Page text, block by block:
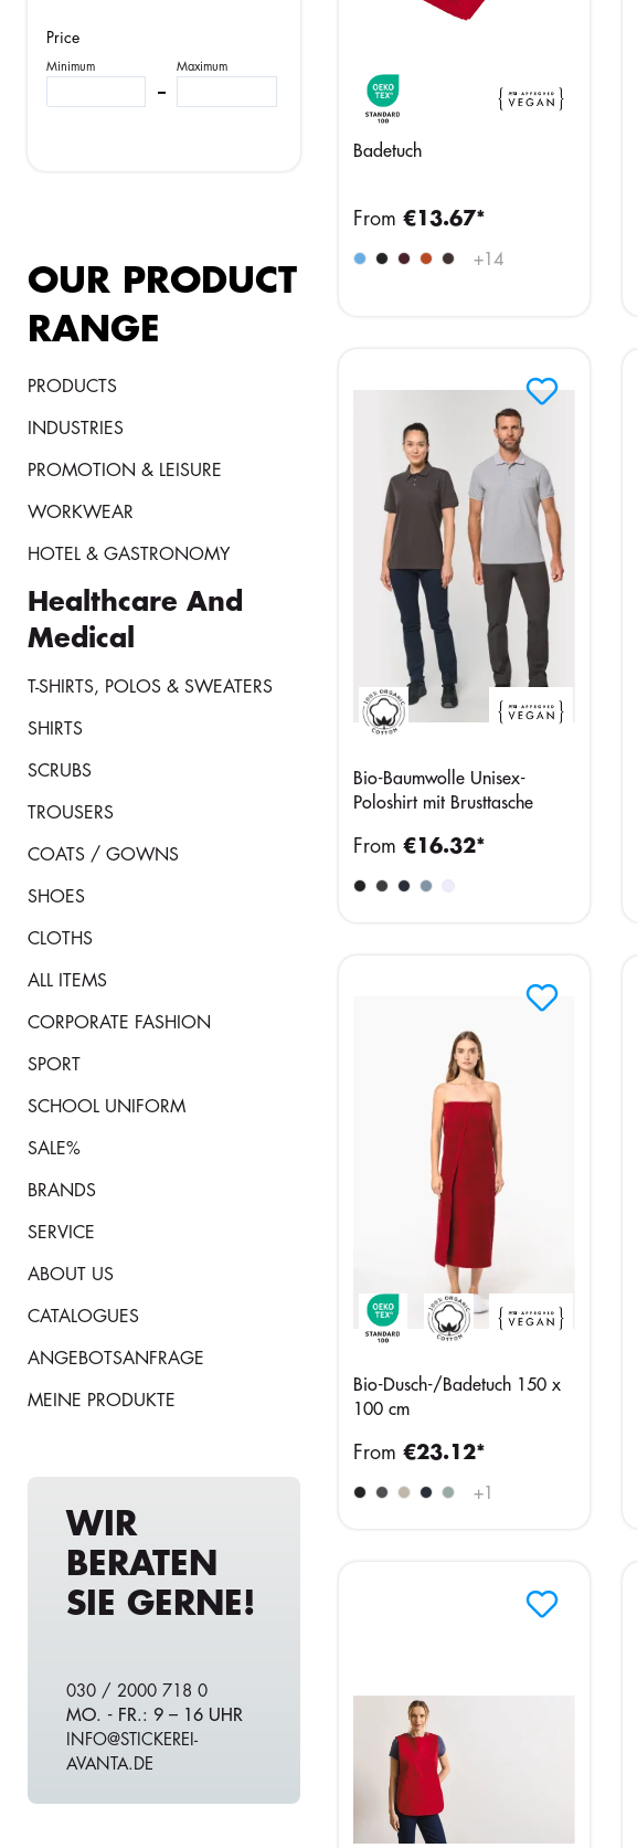
Price
Minimum
–
Maximum
OUR PRODUCT
RANGE
PRODUCTS
INDUSTRIES
PROMOTION & LEISURE
WORKWEAR
HOTEL & GASTRONOMY
Healthcare And
Medical
T-SHIRTS, POLOS & SWEATERS
SHIRTS
SCRUBS
TROUSERS
COATS / GOWNS
SHOES
CLOTHS
ALL ITEMS
CORPORATE FASHION
SPORT
SCHOOL UNIFORM
SALE%
BRANDS
SERVICE
ABOUT US
CATALOGUES
ANGEBOTSANFRAGE
MEINE PRODUKTE
WIR
BERATEN
SIE GERNE!
030 / 2000 718 0
MO. - FR.: 9 – 16 UHR
INFO@STICKEREI-
AVANTA.DE
Badetuch
+14
From €13.67*
Bio-Baumwolle Unisex-
Poloshirt mit Brusttasche
From €16.32*
Bio-Dusch-/Badetuch 150 x
100 cm
+1
From €23.12*